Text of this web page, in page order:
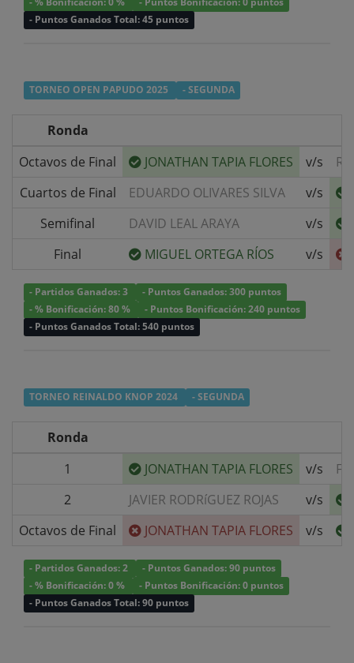
- Puntos Ganados Total: 45 puntos
TORNEO OPEN PAPUDO 2025 - SEGUNDA
Ronda
Octavos de Final
JONATHAN TAPIA FLORES v/s
Cuartos de Final
EDUARDO OLIVARES SILVA v/s
Semifinal
DAVID LEAL ARAYA v/s
Final
MIGUEL ORTEGA RÍOS v/s
- Partidos Ganados: 3
- Puntos Ganados: 300 puntos
- % Bonificación: 80 %
- Puntos Bonificación: 240 puntos
- Puntos Ganados Total: 540 puntos
TORNEO REINALDO KNOP 2024 - SEGUNDA
Ronda
1
JONATHAN TAPIA FLORES v/s
2
JAVIER RODRíGUEZ ROJAS v/s
Octavos de Final
JONATHAN TAPIA FLORES v/s
- Partidos Ganados: 2
- Puntos Ganados: 90 puntos
- % Bonificación: 0 %
- Puntos Bonificación: 0 puntos
- Puntos Ganados Total: 90 puntos